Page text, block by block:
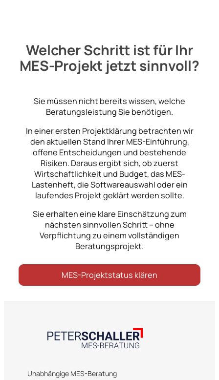
Welcher Schritt ist für Ihr
MES-Projekt jetzt sinnvoll?
Sie müssen nicht bereits wissen, welche
Beratungsleistung Sie benötigen.
In einer ersten Projektklärung betrachten wir
den aktuellen Stand Ihrer MES-Einführung,
offene Entscheidungen und bestehende
Risiken. Daraus ergibt sich, ob zuerst
Wirtschaftlichkeit und Budget, das MES-
Lastenheft, die Softwareauswahl oder ein
laufendes Projekt geklärt werden sollte.
Sie erhalten eine klare Einschätzung zum
nächsten sinnvollen Schritt – ohne
Verpflichtung zu einem vollständigen
Beratungsprojekt.
MES-Projektstatus klären
Unabhängige MES-Beratung